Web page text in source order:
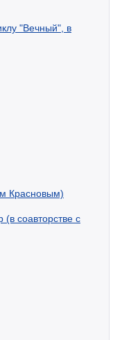
"Вечный", в
Красновым)
соавторстве с